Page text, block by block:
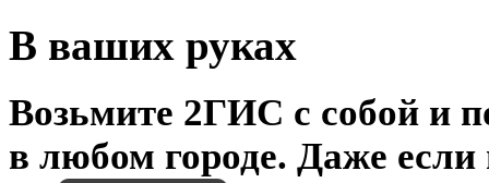
В ваших руках
Возьмите 2ГИС с собой и
в любом городе. Даже если